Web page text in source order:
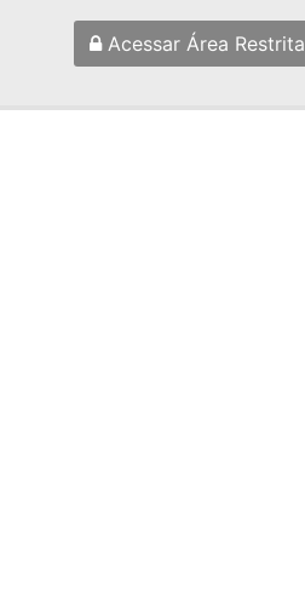
Acessar Área Restrita